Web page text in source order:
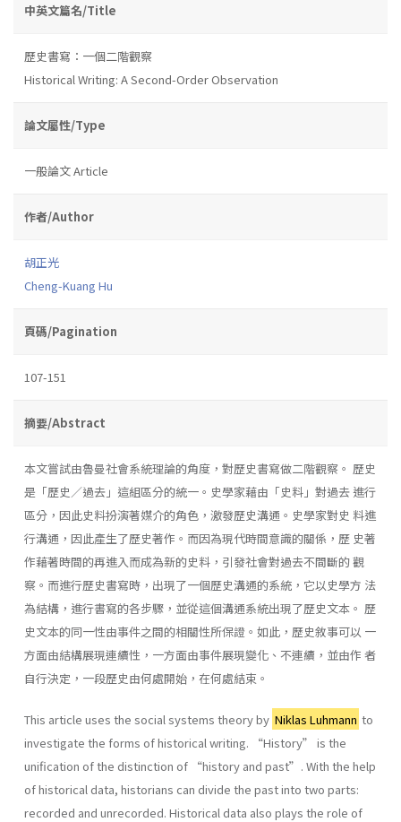
中英文篇名/Title
歷史書寫：一個二階觀察
Historical Writing: A Second-Order Observation
論文屬性/Type
一般論文 Article
作者/Author
胡正光
Cheng-Kuang Hu
頁碼/Pagination
107-151
摘要/Abstract
本文嘗試由魯曼社會系統理論的角度，對歷史書寫做二階觀察。 歷史
是「歷史／過去」這組區分的統一。史學家藉由「史料」對過去 進行
區分，因此史料扮演著媒介的角色，激發歷史溝通。史學家對史 料進
行溝通，因此產生了歷史著作。而因為現代時間意識的關係，歷 史著
作藉著時間的再進入而成為新的史料，引發社會對過去不間斷的 觀
察。而進行歷史書寫時，出現了一個歷史溝通的系統，它以史學方 法
為結構，進行書寫的各步驟，並從這個溝通系統出現了歷史文本。 歷
史文本的同一性由事件之間的相關性所保證。如此，歷史敘事可以 一
方面由結構展現連續性，一方面由事件展現變化、不連續，並由作 者
自行決定，一段歷史由何處開始，在何處結束。
This article uses the social systems theory by Niklas Luhmann to
investigate the forms of historical writing. “History” is the
unification of the distinction of “history and past”. With the help
of historical data, historians can divide the past into two parts:
recorded and unrecorded. Historical data also plays the role of